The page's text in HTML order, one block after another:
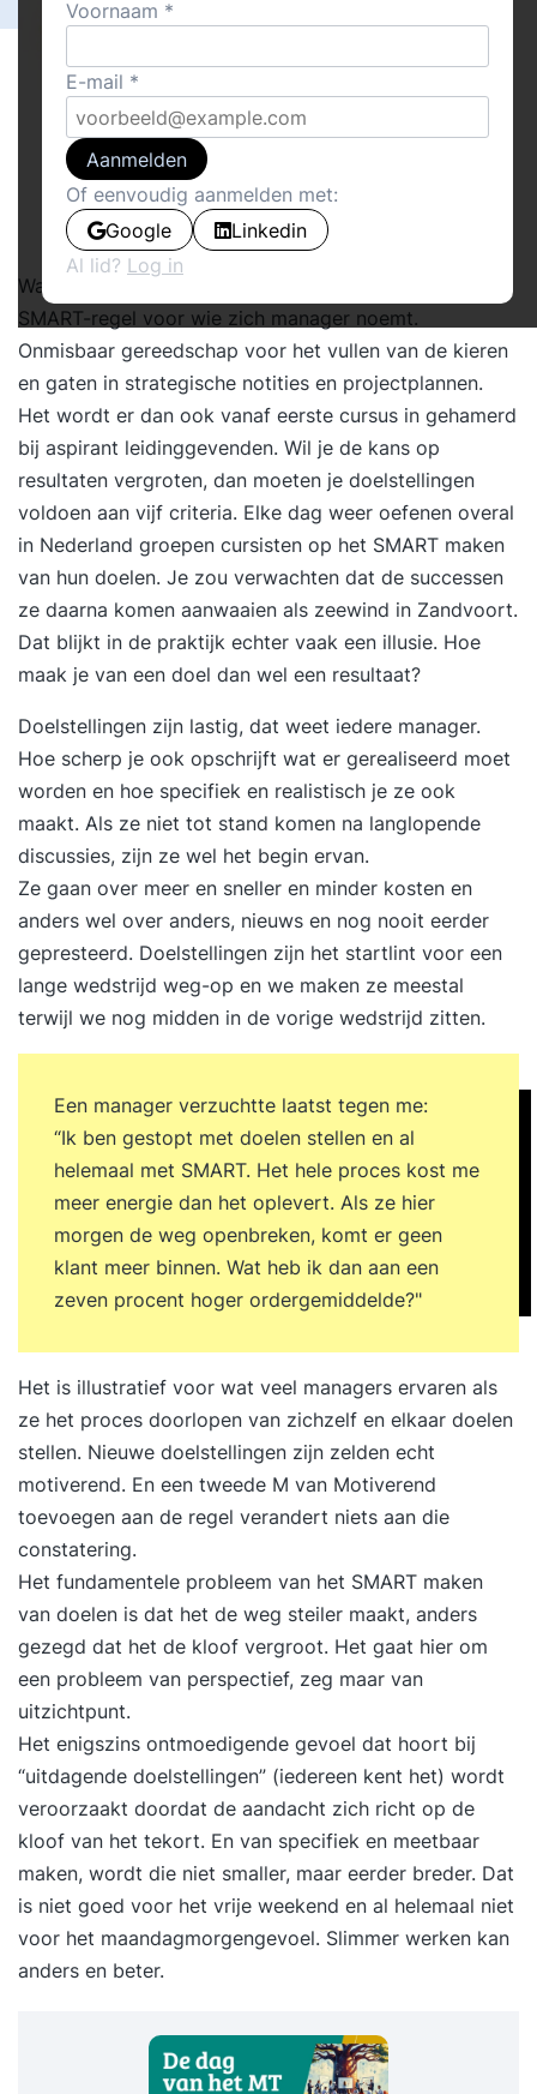
Wat de siliconenspuit is voor de loodgieter, is de
SMART-regel voor wie zich manager noemt.
Onmisbaar gereedschap voor het vullen van de kieren
en gaten in strategische notities en projectplannen.
Het wordt er dan ook vanaf eerste cursus in gehamerd
bij aspirant leidinggevenden. Wil je de kans op
resultaten vergroten, dan moeten je doelstellingen
voldoen aan vijf criteria. Elke dag weer oefenen overal
in Nederland groepen cursisten op het SMART maken
van hun doelen. Je zou verwachten dat de successen
ze daarna komen aanwaaien als zeewind in Zandvoort.
Dat blijkt in de praktijk echter vaak een illusie. Hoe
maak je van een doel dan wel een resultaat?
Doelstellingen zijn lastig, dat weet iedere manager.
Hoe scherp je ook opschrijft wat er gerealiseerd moet
worden en hoe specifiek en realistisch je ze ook
maakt. Als ze niet tot stand komen na langlopende
discussies, zijn ze wel het begin ervan.
Ze gaan over meer en sneller en minder kosten en
anders wel over anders, nieuws en nog nooit eerder
gepresteerd. Doelstellingen zijn het startlint voor een
lange wedstrijd weg-op en we maken ze meestal
terwijl we nog midden in de vorige wedstrijd zitten.
Een manager verzuchtte laatst tegen me:
“Ik ben gestopt met doelen stellen en al
helemaal met SMART. Het hele proces kost me
meer energie dan het oplevert. Als ze hier
morgen de weg openbreken, komt er geen
klant meer binnen. Wat heb ik dan aan een
zeven procent hoger ordergemiddelde?"
Het is illustratief voor wat veel managers ervaren als
ze het proces doorlopen van zichzelf en elkaar doelen
stellen. Nieuwe doelstellingen zijn zelden echt
motiverend. En een tweede M van Motiverend
toevoegen aan de regel verandert niets aan die
constatering.
Het fundamentele probleem van het SMART maken
van doelen is dat het de weg steiler maakt, anders
gezegd dat het de kloof vergroot. Het gaat hier om
een probleem van perspectief, zeg maar van
uitzichtpunt.
Het enigszins ontmoedigende gevoel dat hoort bij
“uitdagende doelstellingen” (iedereen kent het) wordt
veroorzaakt doordat de aandacht zich richt op de
kloof van het tekort. En van specifiek en meetbaar
maken, wordt die niet smaller, maar eerder breder. Dat
is niet goed voor het vrije weekend en al helemaal niet
voor het maandagmorgengevoel. Slimmer werken kan
anders en beter.
Voornaam
E-mail
Aanmelden
Of eenvoudig aanmelden met:
Google
Linkedin
Al lid? Log in